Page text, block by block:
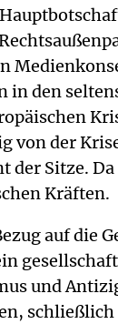
den
von der
der Sitze.
Kräften.
auf die
und